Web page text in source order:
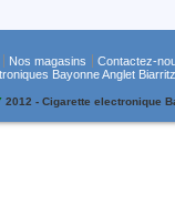
Nos magasins
Contactez-
Bayonne Anglet
2012 - Cigarette electronique